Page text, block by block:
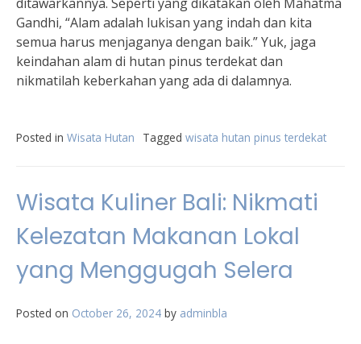
Gandhi, “Alam adalah lukisan yang indah dan kita
semua harus menjaganya dengan baik.” Yuk, jaga
keindahan alam di hutan pinus terdekat dan
nikmatilah keberkahan yang ada di dalamnya.
Posted in Wisata Hutan Tagged wisata hutan pinus terdekat
Wisata Kuliner Bali: Nikmati
Kelezatan Makanan Lokal
yang Menggugah Selera
Posted on October 26, 2024 by adminbla